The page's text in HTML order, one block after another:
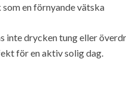
en förnyande vätska
inte drycken tung eller
för en aktiv solig dag.